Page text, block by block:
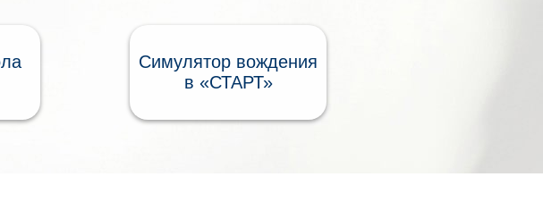
Симулятор вождения
в «СТАРТ»